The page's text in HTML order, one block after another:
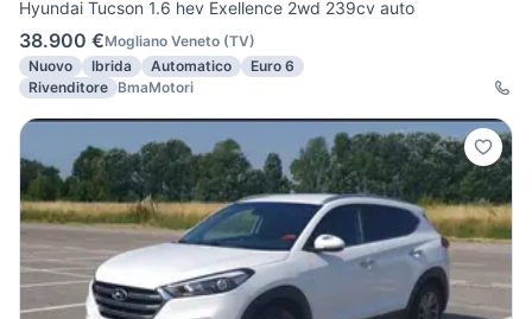
Hyundai Tucson 1.6 hev Exellence 2wd 239cv auto
38.900 €Mogliano Veneto (TV)
Nuovo
Ibrida Automatico
Euro 6
Rivenditore BmaMotori